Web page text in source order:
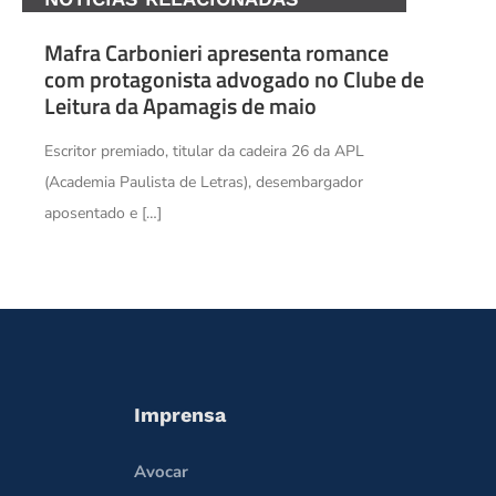
Mafra Carbonieri apresenta romance
com protagonista advogado no Clube de
Leitura da Apamagis de maio
Escritor premiado, titular da cadeira 26 da APL
(Academia Paulista de Letras), desembargador
aposentado e […]
Imprensa
Avocar